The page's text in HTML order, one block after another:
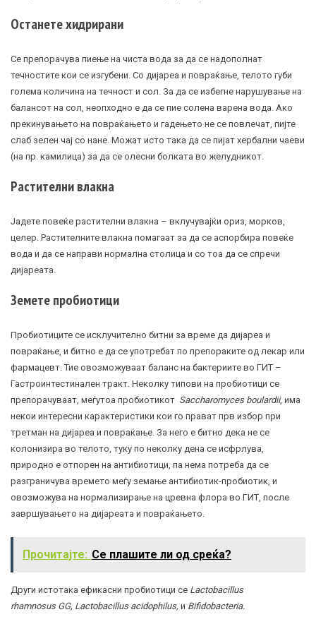
Останете хидрирани
Се препорачува пиење на чиста вода за да се надополнат
течностите кои се изгубени. Со дијареа и повраќање, телото губи
голема количина на течност и сол. За да се избегне нарушување на
балансот на сол, неопходно е да се пие солена варена вода. Ако
прекинувањето на повраќањето и гадењето не се повлечат, пијте
слаб зелен чај со нане. Можат исто така да се пијат хербални чаеви
(на пр. камилица) за да се олесни болката во желудникот.
Растителни влакна
Јадете повеќе растителни влакна – вклучувајќи ориз, морков,
целер. Растителните влакна помагаат за да се аспорбира повеќе
вода и да се направи нормална столица и со тоа да се спречи
дијареата.
Земете пробиотици
Пробиотиците се исклучително битни за време да дијареа и
повраќање, и битно е да се употребат по препораките од лекар или
фармацевт. Тие овозможуваат баланс на бактериите во ГИТ –
Гастроинтестинален тракт. Неколку типови на пробиотици се
препорачуваат, меѓутоа пробиотикот Saccharomyces boulardii, има
некои интересни карактеристики кои го прават прв избор при
третман на дијареа и повраќање. За него е битно дека не се
колонизира во телото, туку по неколку дена се исфрлува,
природно е отпорен на антибиотици, па нема потреба да се
разграничува времето меѓу земање антибиотик-пробиотик , и
овозможува на нормализирање на цревна флора во ГИТ, после
завршувањето на дијареата и повраќањето.
Прочитајте: Се плашите ли од среќа?
Други истотака ефикасни пробиотици се Lactobacillus
rhamnosus GG, Lactobacillus acidophilus, и Bifidobacteria.